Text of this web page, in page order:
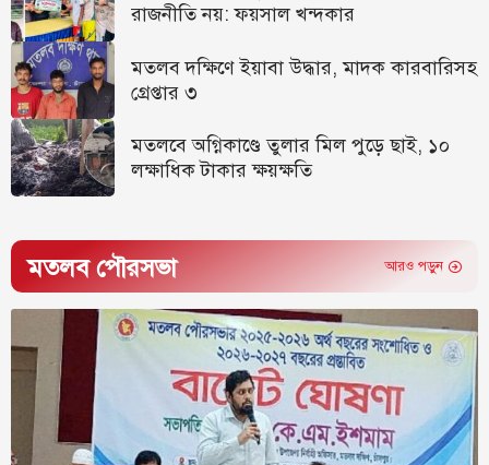
রাজনীতি নয়: ফয়সাল খন্দকার
মতলব দক্ষিণে ইয়াবা উদ্ধার, মাদক কারবারিসহ
গ্রেপ্তার ৩
মতলবে অগ্নিকাণ্ডে তুলার মিল পুড়ে ছাই, ১০
লক্ষাধিক টাকার ক্ষয়ক্ষতি
মতলব পৌরসভা আরও পড়ুন